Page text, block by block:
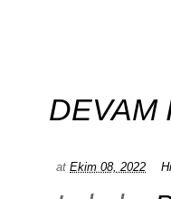
DEVAM
at Ekim 08, 2022